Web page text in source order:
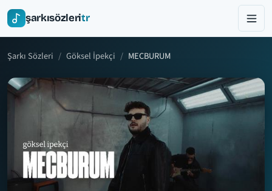
şarkısözleritr
Şarkı Sözleri Göksel İpekçi MECBURUM